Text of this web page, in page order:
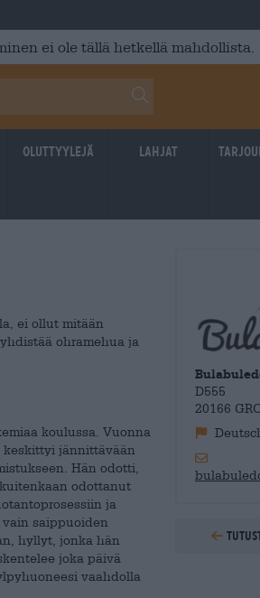
ei ole tällä hetkellä mahdollista.
Oluttyylejä Lahjat
ei ollut mitään
ohramehua ja
koulussa. Vuonna
keskittyi jännittävään
Hän odotti,
odottanut
ja
saippuoiden
hyllyt, jonka hän
joka päivä
vaahdolla
D555
20166